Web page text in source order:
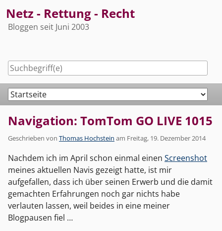
to
content
Netz - Rettung - Recht
Bloggen seit Juni 2003
Navigation
Navigation: TomTom GO LIVE 1015
Geschrieben von Thomas Hochstein am Freitag, 19. Dezember 2014
Nachdem ich im April schon einmal einen Screenshot
meines aktuellen Navis gezeigt hatte, ist mir
aufgefallen, dass ich über seinen Erwerb und die damit
gemachten Erfahrungen noch gar nichts habe
verlauten lassen, weil beides in eine meiner
Blogpausen fiel …